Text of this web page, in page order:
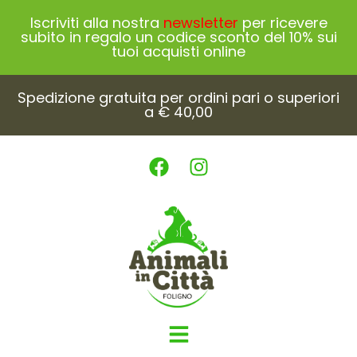
Iscriviti alla nostra newsletter per ricevere
subito in regalo un codice sconto del 10% sui
tuoi acquisti online
Spedizione gratuita per ordini pari o superiori
a € 40,00